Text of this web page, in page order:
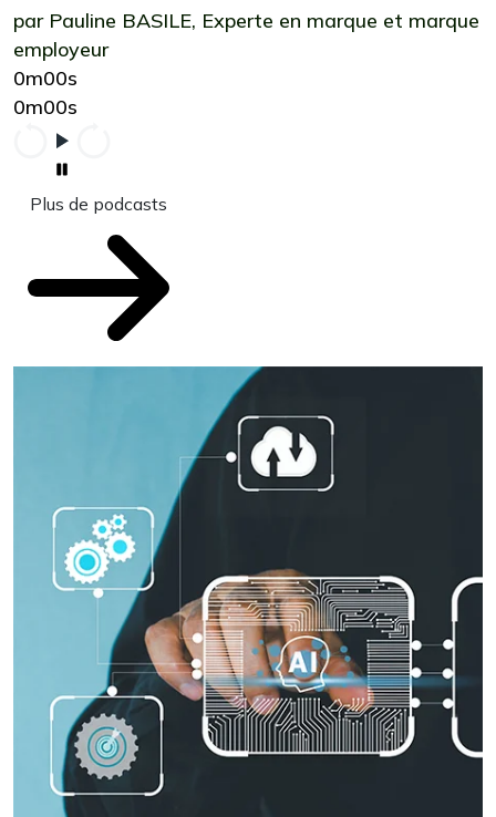
par Pauline BASILE, Experte en marque et marque
employeur
0m00s
0m00s
Plus de podcasts